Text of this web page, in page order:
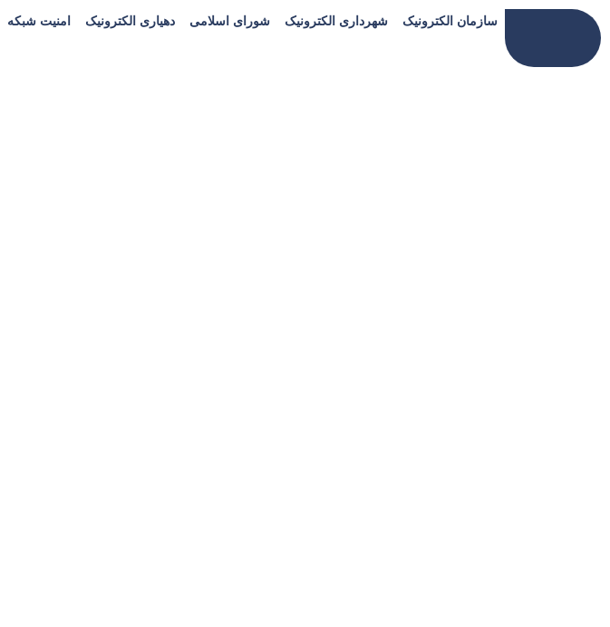
سازمان الکترونیک شهرداری الکترونیک شورای اسلامی دهیاری الکترونیک امنیت شبکه